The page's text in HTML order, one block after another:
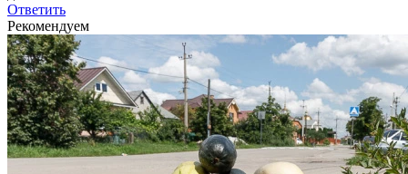
Ответить
Рекомендуем